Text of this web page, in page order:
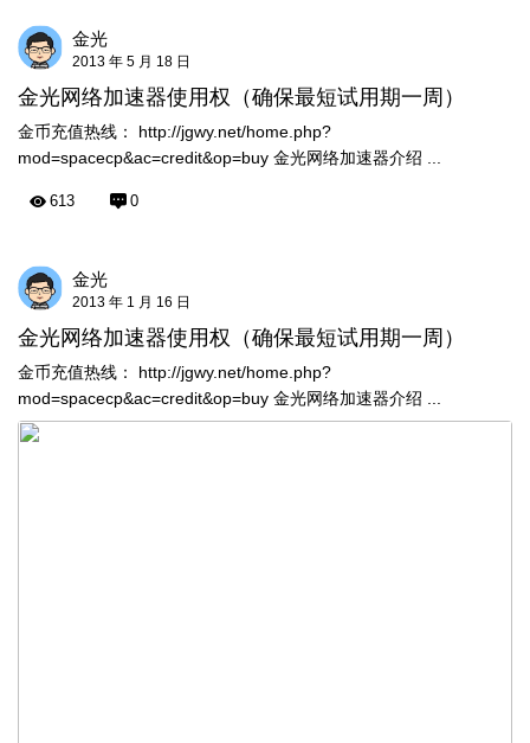
金光
2013 年 5 月 18 日
金光网络加速器使用权（确保最短试用期一周）
金币充值热线： http://jgwy.net/home.php?
mod=spacecp&ac=credit&op=buy 金光网络加速器介绍 ...
613 0
金光
2013 年 1 月 16 日
金光网络加速器使用权（确保最短试用期一周）
金币充值热线： http://jgwy.net/home.php?
mod=spacecp&ac=credit&op=buy 金光网络加速器介绍 ...